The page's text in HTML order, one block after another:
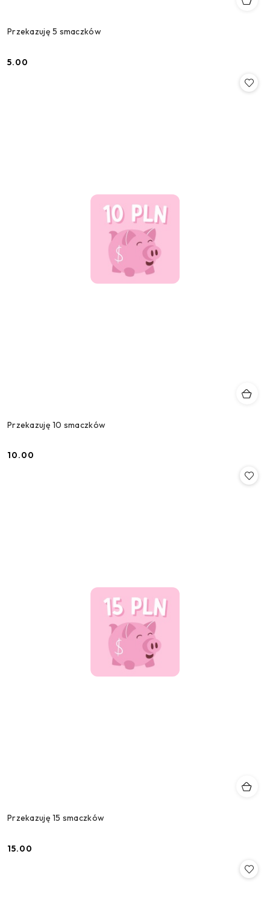
Przekazuję 5 smaczków
Cena:
5.00
Przekazuję 10 smaczków
Cena:
10.00
Przekazuję 15 smaczków
Cena:
15.00